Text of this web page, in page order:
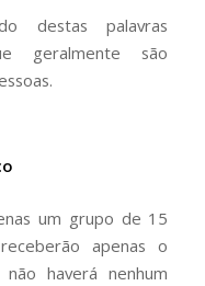
destas palavras
geralmente são
um grupo de 15
apenas o
haverá nenhum